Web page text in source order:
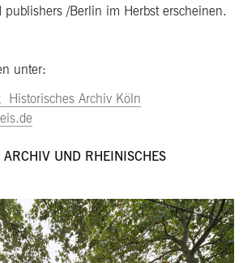
/Berlin im Herbst erscheinen.
unter:
Historisches Archiv Köln
ARCHIV UND RHEINISCHES